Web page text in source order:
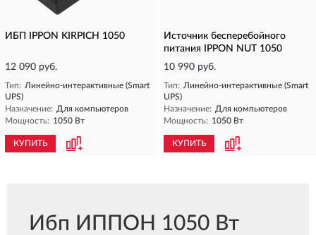
ИБП IPPON KIRPICH 1050
12 090 руб.
Тип: Линейно-интерактивные (Smart
UPS)
Назначение: Для компьютеров
Мощность: 1050 Вт
КУПИТЬ
Источник бесперебойного
питания IPPON NUT 1050
10 990 руб.
Тип: Линейно-интерактивные (Smart
UPS)
Назначение: Для компьютеров
Мощность: 1050 Вт
КУПИТЬ
Ибп ИППОН 1050 Вт